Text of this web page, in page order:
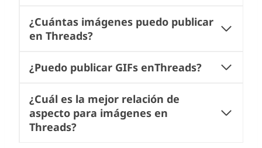
¿Cuántas imágenes puedo publicar
en Threads?
¿Puedo publicar GIFs enThreads?
¿Cuál es la mejor relación de
aspecto para imágenes en
Threads?